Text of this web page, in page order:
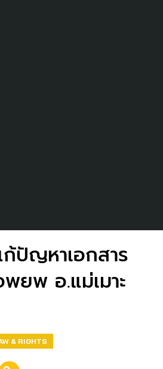
ปัญหาเอกสาร
ยพ อ.แม่เมาะ
& RIGHTS